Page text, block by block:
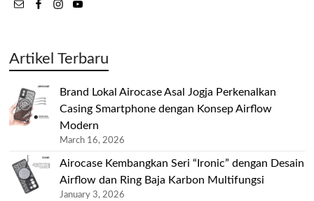
Artikel Terbaru
Brand Lokal Airocase Asal Jogja Perkenalkan
Casing Smartphone dengan Konsep Airflow
Modern
March 16, 2026
Airocase Kembangkan Seri “Ironic” dengan Desain
Airflow dan Ring Baja Karbon Multifungsi
January 3, 2026